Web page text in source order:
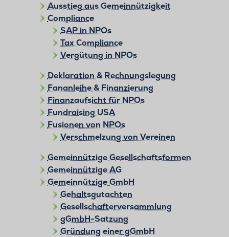
Ausstieg aus Gemeinnützigkeit
Compliance
SAP in NPOs
Tax Compliance
Vergütung in NPOs
Deklaration & Rechnungslegung
Fananleihe & Finanzierung
Finanzaufsicht für NPOs
Fundraising USA
Fusionen von NPOs
Verschmelzung von Vereinen
Gemeinnützige Gesellschaftsformen
Gemeinnützige AG
Gemeinnützige GmbH
Gehaltsgutachten
Gesellschafterversammlung
gGmbH-Satzung
Gründung einer gGmbH